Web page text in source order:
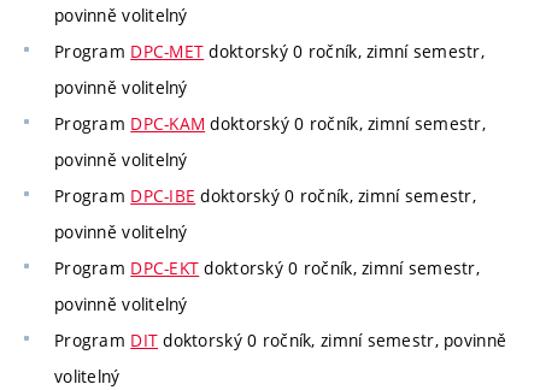
povinně volitelný
Program DPC-MET doktorský 0 ročník, zimní semestr,
povinně volitelný
Program DPC-KAM doktorský 0 ročník, zimní semestr,
povinně volitelný
Program DPC-IBE doktorský 0 ročník, zimní semestr,
povinně volitelný
Program DPC-EKT doktorský 0 ročník, zimní semestr,
povinně volitelný
Program DIT doktorský 0 ročník, zimní semestr, povinně
volitelný